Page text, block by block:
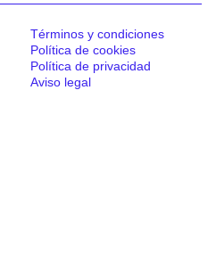
Términos y condiciones
Política de cookies
Política de privacidad
Aviso legal